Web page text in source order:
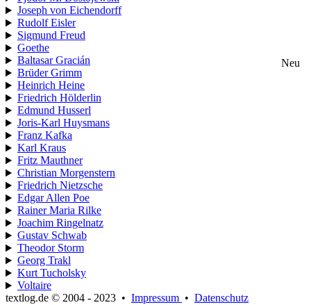
Joseph von Eichendorff
Rudolf Eisler
Sigmund Freud
Goethe
Baltasar Gracián
Neu
Brüder Grimm
Heinrich Heine
Friedrich Hölderlin
Edmund Husserl
Joris-Karl Huysmans
Franz Kafka
Karl Kraus
Fritz Mauthner
Christian Morgenstern
Friedrich Nietzsche
Edgar Allen Poe
Rainer Maria Rilke
Joachim Ringelnatz
Gustav Schwab
Theodor Storm
Georg Trakl
Kurt Tucholsky
Voltaire
textlog.de © 2004 - 2023 • Impressum • Datenschutz